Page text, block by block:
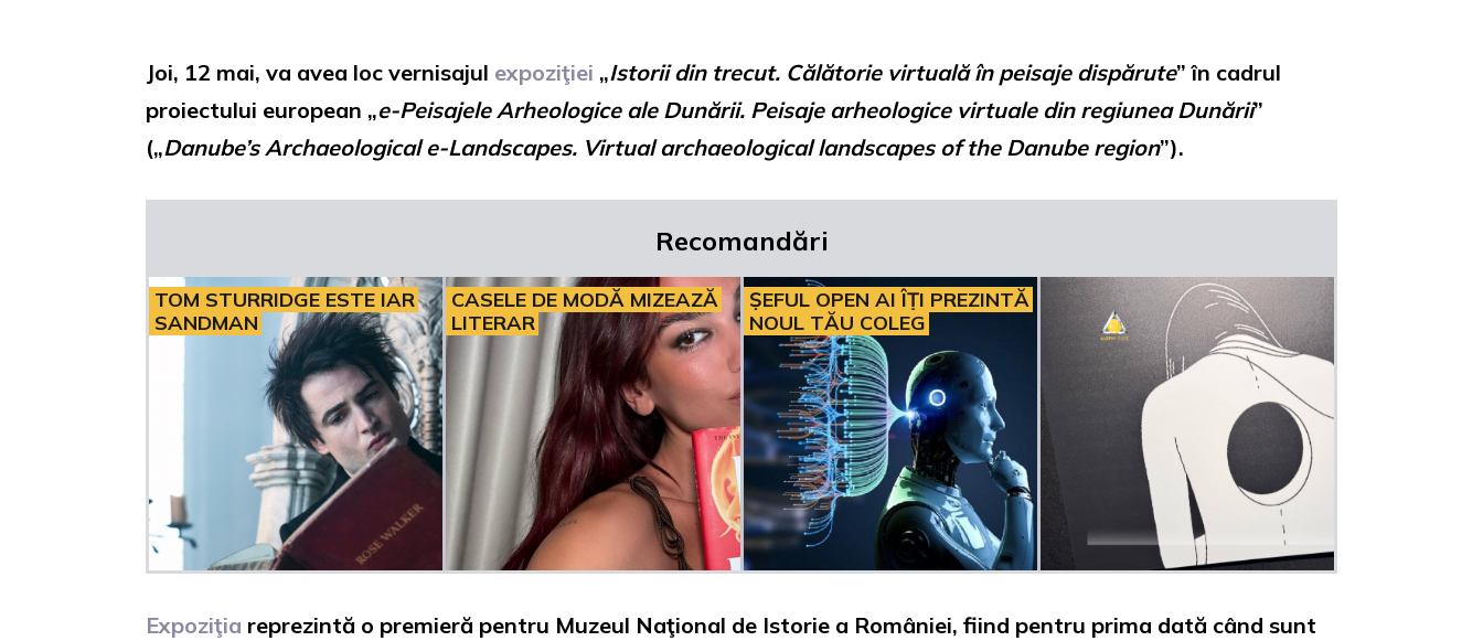
Joi, 12 mai, va avea loc vernisajul expoziţiei „Istorii din trecut. Călătorie virtuală în peisaje dispărute” în cadrul
proiectului european „e-Peisajele Arheologice ale Dunării. Peisaje arheologice virtuale din regiunea Dunării”
(„Danube’s Archaeological e-Landscapes. Virtual archaeological landscapes of the Danube region”).
Recomandări
TOM STURRIDGE ESTE IAR
SANDMAN
CASELE DE MODĂ MIZEAZĂ
LITERAR
ȘEFUL OPEN AI ÎȚI PREZINTĂ
NOUL TĂU COLEG
Expoziţia reprezintă o premieră pentru Muzeul Naţional de Istorie a României, fiind pentru prima dată când sunt